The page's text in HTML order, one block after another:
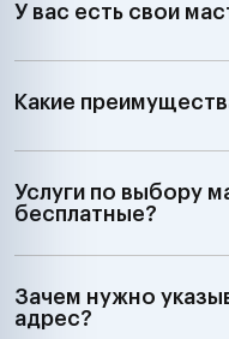
У вас есть свои
Какие
Услуги по выбору
бесплатные?
Зачем нужно
адрес?